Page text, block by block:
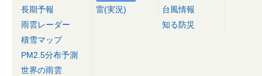
長期予報
雨雲レーダー
積雪マップ
PM2.5分布予測
世界の雨雲
雷(実況)
台風情報
知る防災